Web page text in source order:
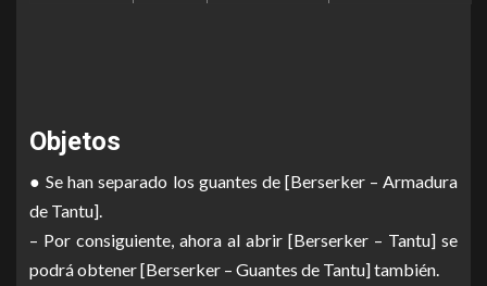
Objetos
● Se han separado los guantes de [Berserker – Armadura
de Tantu].
– Por consiguiente, ahora al abrir [Berserker – Tantu] se
podrá obtener [Berserker – Guantes de Tantu] también.